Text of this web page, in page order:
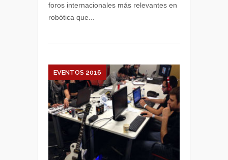
de
róbótica
foros internacionales más relevantes en
robótica que...
EVENTOS 2016